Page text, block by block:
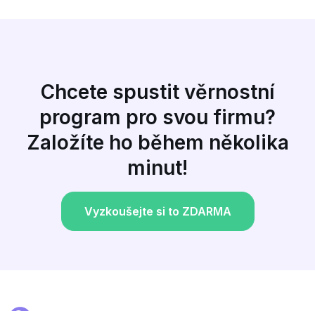
Chcete spustit věrnostní
program pro svou firmu?
Založíte ho během několika
minut!
Vyzkoušejte si to ZDARMA